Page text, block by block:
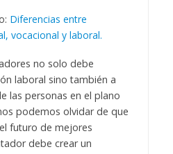
Diferencias entre
vocacional y laboral.
no solo debe
laboral sino también a
las personas en el plano
podemos olvidar de que
futuro de mejores
debe crear un